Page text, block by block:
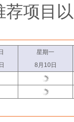
项目
星期一
8月10日